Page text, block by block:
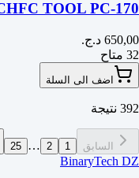
TOOL PC-170
32 متاح
اضف الى السلة
392 نتيجة
السابق 1
2
…
25
BinaryTech DZ